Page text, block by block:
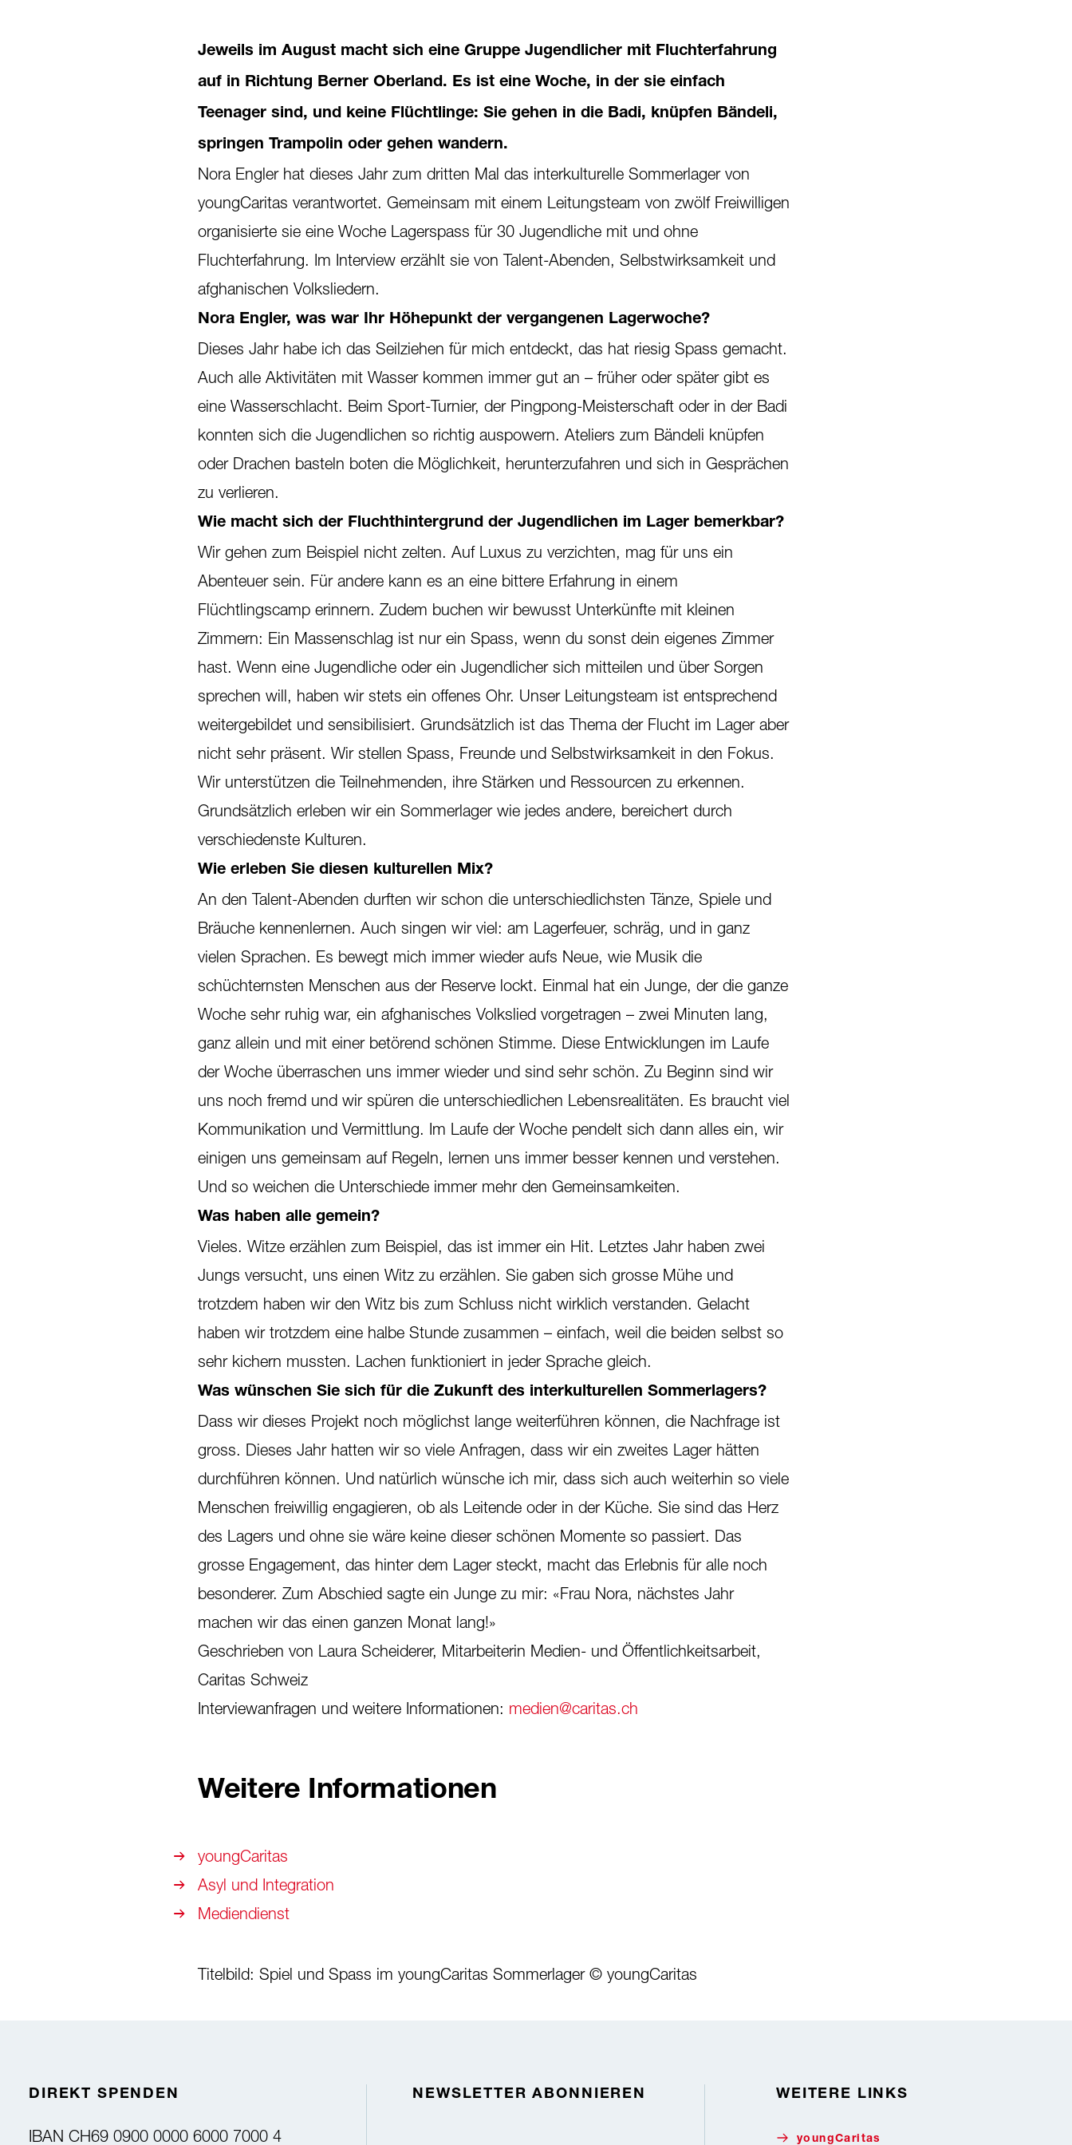
Jeweils im August macht sich eine Gruppe Jugendlicher mit Fluchterfahrung
auf in Richtung Berner Oberland. Es ist eine Woche, in der sie einfach
Teenager sind, und keine Flüchtlinge: Sie gehen in die Badi, knüpfen Bändeli,
springen Trampolin oder gehen wandern.
Nora Engler hat dieses Jahr zum dritten Mal das interkulturelle Sommerlager von
youngCaritas verantwortet. Gemeinsam mit einem Leitungsteam von zwölf Freiwilligen
organisierte sie eine Woche Lagerspass für 30 Jugendliche mit und ohne
Fluchterfahrung. Im Interview erzählt sie von Talent-Abenden, Selbstwirksamkeit und
afghanischen Volksliedern.
Nora Engler, was war Ihr Höhepunkt der vergangenen Lagerwoche?
Dieses Jahr habe ich das Seilziehen für mich entdeckt, das hat riesig Spass gemacht.
Auch alle Aktivitäten mit Wasser kommen immer gut an – früher oder später gibt es
eine Wasserschlacht. Beim Sport-Turnier, der Pingpong-Meisterschaft oder in der Badi
konnten sich die Jugendlichen so richtig auspowern. Ateliers zum Bändeli knüpfen
oder Drachen basteln boten die Möglichkeit, herunterzufahren und sich in Gesprächen
zu verlieren.
Wie macht sich der Fluchthintergrund der Jugendlichen im Lager bemerkbar?
Wir gehen zum Beispiel nicht zelten. Auf Luxus zu verzichten, mag für uns ein
Abenteuer sein. Für andere kann es an eine bittere Erfahrung in einem
Flüchtlingscamp erinnern. Zudem buchen wir bewusst Unterkünfte mit kleinen
Zimmern: Ein Massenschlag ist nur ein Spass, wenn du sonst dein eigenes Zimmer
hast. Wenn eine Jugendliche oder ein Jugendlicher sich mitteilen und über Sorgen
sprechen will, haben wir stets ein offenes Ohr. Unser Leitungsteam ist entsprechend
weitergebildet und sensibilisiert. Grundsätzlich ist das Thema der Flucht im Lager aber
nicht sehr präsent. Wir stellen Spass, Freunde und Selbstwirksamkeit in den Fokus.
Wir unterstützen die Teilnehmenden, ihre Stärken und Ressourcen zu erkennen.
Grundsätzlich erleben wir ein Sommerlager wie jedes andere, bereichert durch
verschiedenste Kulturen.
Wie erleben Sie diesen kulturellen Mix?
An den Talent-Abenden durften wir schon die unterschiedlichsten Tänze, Spiele und
Bräuche kennenlernen. Auch singen wir viel: am Lagerfeuer, schräg, und in ganz
vielen Sprachen. Es bewegt mich immer wieder aufs Neue, wie Musik die
schüchternsten Menschen aus der Reserve lockt. Einmal hat ein Junge, der die ganze
Woche sehr ruhig war, ein afghanisches Volkslied vorgetragen – zwei Minuten lang,
ganz allein und mit einer betörend schönen Stimme. Diese Entwicklungen im Laufe
der Woche überraschen uns immer wieder und sind sehr schön. Zu Beginn sind wir
uns noch fremd und wir spüren die unterschiedlichen Lebensrealitäten. Es braucht viel
Kommunikation und Vermittlung. Im Laufe der Woche pendelt sich dann alles ein, wir
einigen uns gemeinsam auf Regeln, lernen uns immer besser kennen und verstehen.
Und so weichen die Unterschiede immer mehr den Gemeinsamkeiten.
Was haben alle gemein?
Vieles. Witze erzählen zum Beispiel, das ist immer ein Hit. Letztes Jahr haben zwei
Jungs versucht, uns einen Witz zu erzählen. Sie gaben sich grosse Mühe und
trotzdem haben wir den Witz bis zum Schluss nicht wirklich verstanden. Gelacht
haben wir trotzdem eine halbe Stunde zusammen – einfach, weil die beiden selbst so
sehr kichern mussten. Lachen funktioniert in jeder Sprache gleich.
Was wünschen Sie sich für die Zukunft des interkulturellen Sommerlagers?
Dass wir dieses Projekt noch möglichst lange weiterführen können, die Nachfrage ist
gross. Dieses Jahr hatten wir so viele Anfragen, dass wir ein zweites Lager hätten
durchführen können. Und natürlich wünsche ich mir, dass sich auch weiterhin so viele
Menschen freiwillig engagieren, ob als Leitende oder in der Küche. Sie sind das Herz
des Lagers und ohne sie wäre keine dieser schönen Momente so passiert. Das
grosse Engagement, das hinter dem Lager steckt, macht das Erlebnis für alle noch
besonderer. Zum Abschied sagte ein Junge zu mir: «Frau Nora, nächstes Jahr
machen wir das einen ganzen Monat lang!»
Geschrieben von Laura Scheiderer, Mitarbeiterin Medien- und Öffentlichkeitsarbeit,
Caritas Schweiz
Interviewanfragen und weitere Informationen: medien@caritas.ch
Weitere Informationen
youngCaritas
Asyl und Integration
Mediendienst
Titelbild: Spiel und Spass im youngCaritas Sommerlager © youngCaritas
DIREKT SPENDEN
IBAN CH69 0900 0000 6000 7000 4
NEWSLETTER ABONNIEREN WEITERE LINKS
youngCaritas